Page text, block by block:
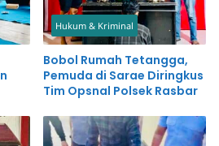
Hukum & Kriminal
Bobol Rumah Tetangga,
Pemuda di Sarae Diringkus
Tim Opsnal Polsek Rasbar